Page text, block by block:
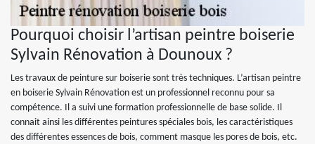
Pourquoi choisir l’artisan peintre boiserie
Sylvain Rénovation à Dounoux ?
Les travaux de peinture sur boiserie sont très techniques. L’artisan peintre
en boiserie Sylvain Rénovation est un professionnel reconnu pour sa
compétence. Il a suivi une formation professionnelle de base solide. Il
connait ainsi les différentes peintures spéciales bois, les caractéristiques
des différentes essences de bois, comment masque les pores de bois, etc.